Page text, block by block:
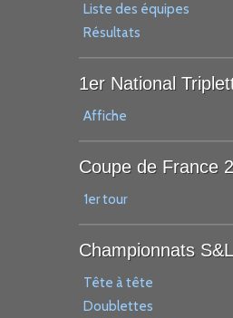
Liste des équipes
Résultats
1er National
Affiche
Coupe de France
1er tour
Championnats
Tête à tête
Doublettes